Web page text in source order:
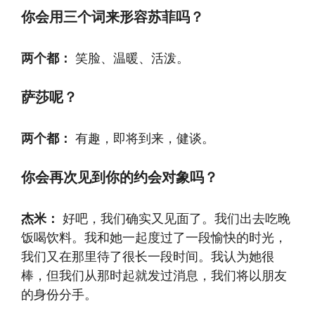
你会用三个词来形容苏菲吗？
两个都： 笑脸、温暖、活泼。
萨莎呢？
两个都： 有趣，即将到来，健谈。
你会再次见到你的约会对象吗？
杰米： 好吧，我们确实又见面了。我们出去吃晚
饭喝饮料。我和她一起度过了一段愉快的时光，
我们又在那里待了很长一段时间。我认为她很
棒，但我们从那时起就发过消息，我们将以朋友
的身份分手。